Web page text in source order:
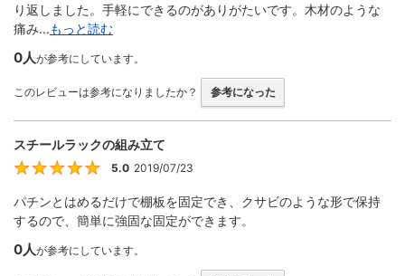
り返しました。手軽にできるのがありがたいです。木材のような
痛み...もっと読む
0人が参考にしています。
このレビューは参考になりましたか？ 参考になった
スチールラックの組み立て
5
5.0 2019/07/23
パチンとはめるだけで棚板を固定でき、クサビのような形で保持
するので、簡単に強固な固定ができます。
0人が参考にしています。